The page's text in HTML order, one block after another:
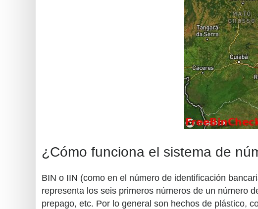
¿Cómo funciona el sistema de
BIN o IIN (como en el número de identificación
representa los seis primeros números de un número
prepago, etc. Por lo general son hechos de plástico,